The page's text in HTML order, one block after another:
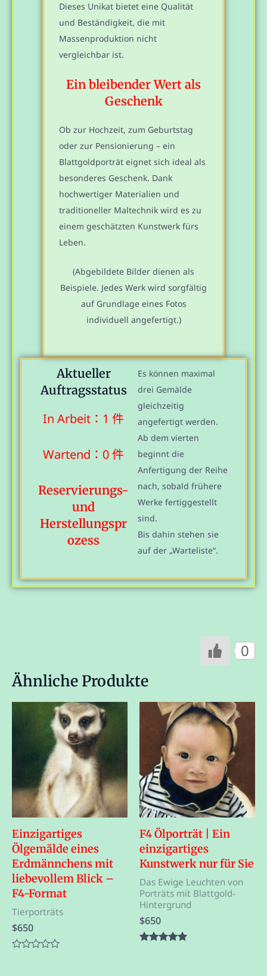
Dieses Unikat bietet eine Qualität
und Beständigkeit, die mit
Massenproduktion nicht
vergleichbar ist.
Ein bleibender Wert als
Geschenk
Ob zur Hochzeit, zum Geburtstag
oder zur Pensionierung – ein
Blattgoldporträt eignet sich ideal als
besonderes Geschenk. Dank
hochwertiger Materialien und
traditioneller Maltechnik wird es zu
einem geschätzten Kunstwerk fürs
Leben.
(Abgebildete Bilder dienen als
Beispiele. Jedes Werk wird sorgfältig
auf Grundlage eines Fotos
individuell angefertigt.)
Aktueller
Auftragsstatus
In Arbeit：1 件
Wartend：0 件
Reservierungs-
und
Herstellungspr
ozess
Es können maximal
drei Gemälde
gleichzeitig
angefertigt werden.
Ab dem vierten
beginnt die
Anfertigung der Reihe
nach, sobald frühere
Werke fertiggestellt
sind.
Bis dahin stehen sie
auf der „Warteliste“.
0
Ähnliche Produkte
Einzigartiges
Ölgemälde eines
Erdmännchens mit
liebevollem Blick –
F4-Format
Tierporträts
$650
F4 Ölporträt | Ein
einzigartiges
Kunstwerk nur für Sie
Das Ewige Leuchten von
Porträts mit Blattgold-
Hintergrund
$650